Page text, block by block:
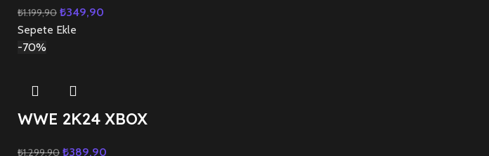
₺1.199,90 ₺349,90
Sepete Ekle
-70%
WWE 2K24 XBOX
₺1.299,90 ₺389,90